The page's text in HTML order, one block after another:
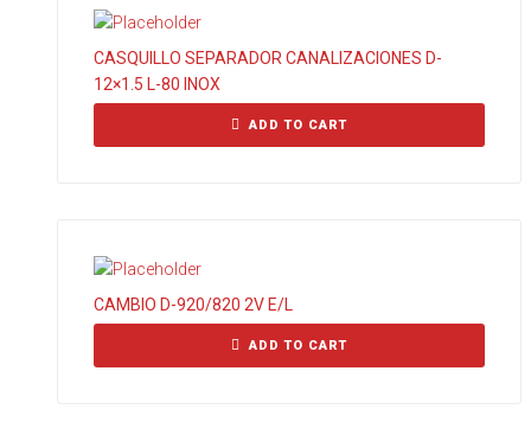
CASQUILLO SEPARADOR CANALIZACIONES D-
12×1.5 L-80 INOX
ADD TO CART
CAMBIO D-920/820 2V E/L
ADD TO CART